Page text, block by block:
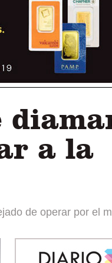
a la
de operar por el